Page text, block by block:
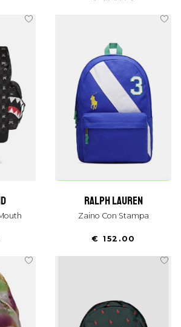
ralph lauren
Zaino Con Stampa
€ 152.00